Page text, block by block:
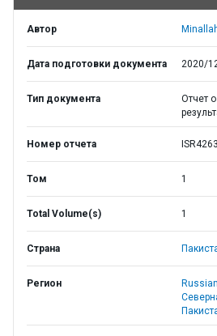
Автор
Дата подготовки документа 2020/
Тип документа
Отчет
Номер отчета
Том 1
Total Volume(s) 1
Страна
Регион